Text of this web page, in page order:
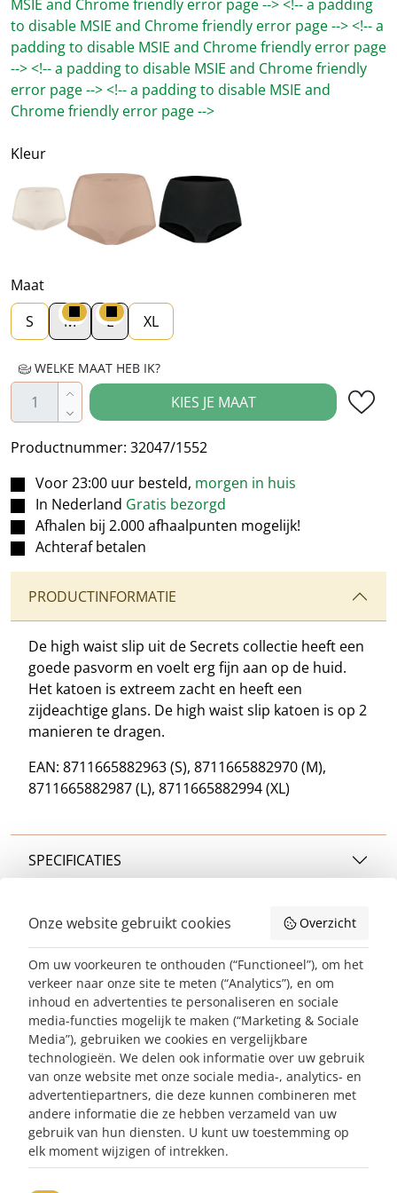
MSIE and Chrome friendly error page --> <!-- a padding
to disable MSIE and Chrome friendly error page --> <!-- a
padding to disable MSIE and Chrome friendly error page
--> <!-- a padding to disable MSIE and Chrome friendly
error page --> <!-- a padding to disable MSIE and
Chrome friendly error page -->
Kleur
Beige
Bruin
Maat
S
M L XL
WELKE MAAT HEB IK?
Producthoeveelheid: Voer de gewenste
KIES JE MAAT
Productnummer: 32047/1552
Voor 23:00 uur besteld, morgen in huis
In Nederland Gratis bezorgd
Afhalen bij 2.000 afhaalpunten mogelijk!
Achteraf betalen
PRODUCTINFORMATIE
De high waist slip uit de Secrets collectie heeft een
goede pasvorm en voelt erg fijn aan op de huid.
Het katoen is extreem zacht en heeft een
zijdeachtige glans. De high waist slip katoen is op 2
manieren te dragen.
EAN: 8711665882963 (S), 8711665882970 (M),
8711665882987 (L), 8711665882994 (XL)
SPECIFICATIES
Deze artikelen heb jeeerder bekeken
Nieuwsbrief abonneren
E-mailadres*
ABONNEREN
Contact
Klantenservice
Over ons
Collectie
Onze website gebruikt cookies Overzicht
Om uw voorkeuren te onthouden (“Functioneel”), om het
verkeer naar onze site te meten (“Analytics”), en om
inhoud en advertenties te personaliseren en sociale
media-functies mogelijk te maken (“Marketing & Sociale
Media”), gebruiken we cookies en vergelijkbare
technologieën. We delen ook informatie over uw gebruik
van onze website met onze sociale media-, analytics- en
advertentiepartners, die deze kunnen combineren met
andere informatie die ze hebben verzameld van uw
gebruik van hun diensten. U kunt uw toestemming op
elk moment wijzigen of intrekken.